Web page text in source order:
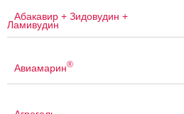
Абакавир + Зидовудин +
Ламивудин
Авиамарин®